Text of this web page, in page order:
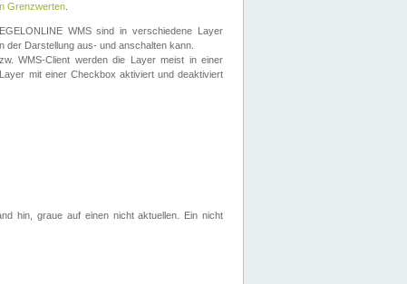
Grenzwerten
WMS sind in verschiedene Layer
der Darstellung aus- und anschalten kann.
WMS-Client werden die Layer meist in einer
mit einer Checkbox aktiviert und deaktiviert
hin, graue auf einen nicht aktuellen. Ein nicht